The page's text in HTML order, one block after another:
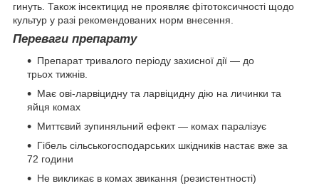
гинуть. Також інсектицид не проявляє фітотоксичності щодо
культур у разі рекомендованих норм внесення.
Переваги препарату
Препарат тривалого періоду захисної дії — до
трьох тижнів.
Має ові-ларвіцидну та ларвіцидну дію на личинки та
яйця комах
Миттєвий зупиняльний ефект — комах паралізує
Гібель сільськогосподарських шкідників настає вже за
72 години
Не викликає в комах звикання (резистентності)